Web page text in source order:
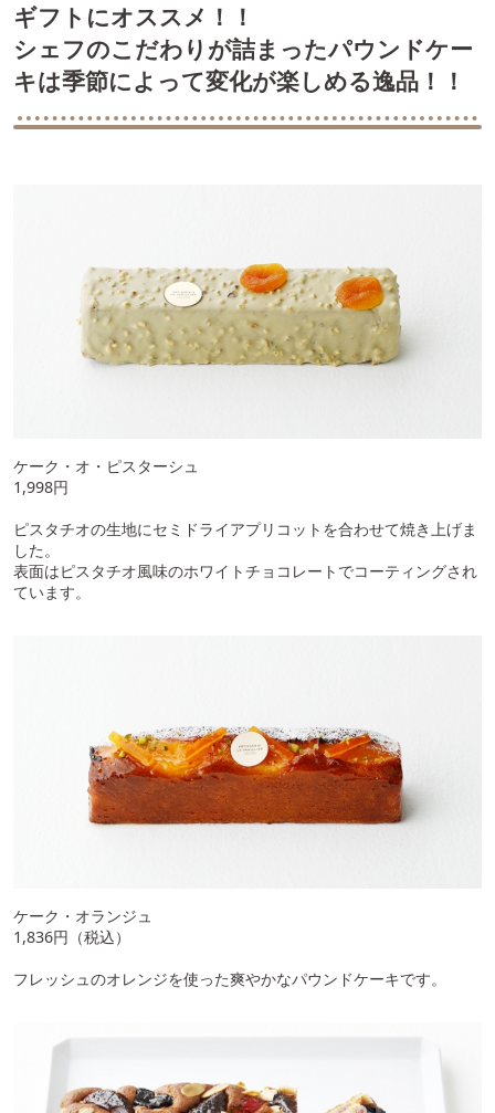
ギフトにオススメ！！
シェフのこだわりが詰まったパウンドケー
キは季節によって変化が楽しめる逸品！！
ケーク・オ・ピスターシュ
1,998円
ピスタチオの生地にセミドライアプリコットを合わせて焼き上げま
した。
表面はピスタチオ風味のホワイトチョコレートでコーティングされ
ています。
ケーク・オランジュ
1,836円（税込）
フレッシュのオレンジを使った爽やかなパウンドケーキです。